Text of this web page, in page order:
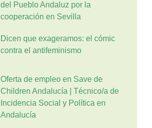
del Pueblo Andaluz por la
cooperación en Sevilla
Dicen que exageramos: el cómic
contra el antifeminismo
Oferta de empleo en Save de
Children Andalucía | Técnico/a de
Incidencia Social y Política en
Andalucía